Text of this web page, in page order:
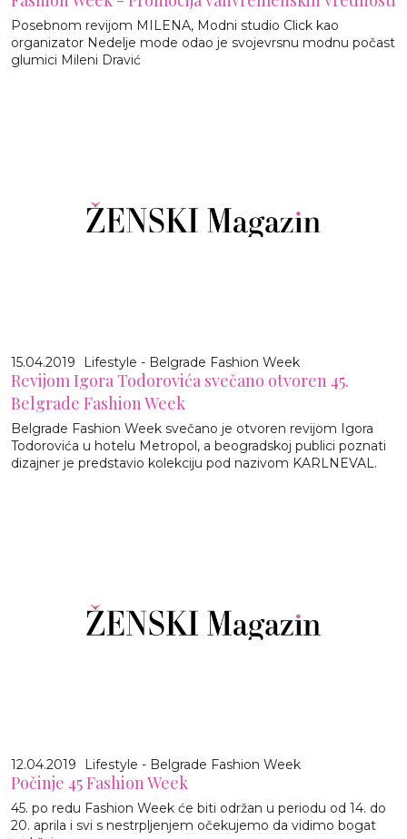
Posebnom revijom MILENA, Modni studio Click kao
organizator Nedelje mode odao je svojevrsnu modnu počast
glumici Mileni Dravić
15.04.2019 Lifestyle - Belgrade Fashion Week
Revijom Igora Todorovića svečano otvoren 45.
Belgrade Fashion Week
Belgrade Fashion Week svečano je otvoren revijom Igora
Todorovića u hotelu Metropol, a beogradskoj publici poznati
dizajner je predstavio kolekciju pod nazivom KARLNEVAL.
12.04.2019 Lifestyle - Belgrade Fashion Week
Počinje 45 Fashion Week
45. po redu Fashion Week će biti održan u periodu od 14. do
20. aprila i svi s nestrpljenjem očekujemo da vidimo bogat